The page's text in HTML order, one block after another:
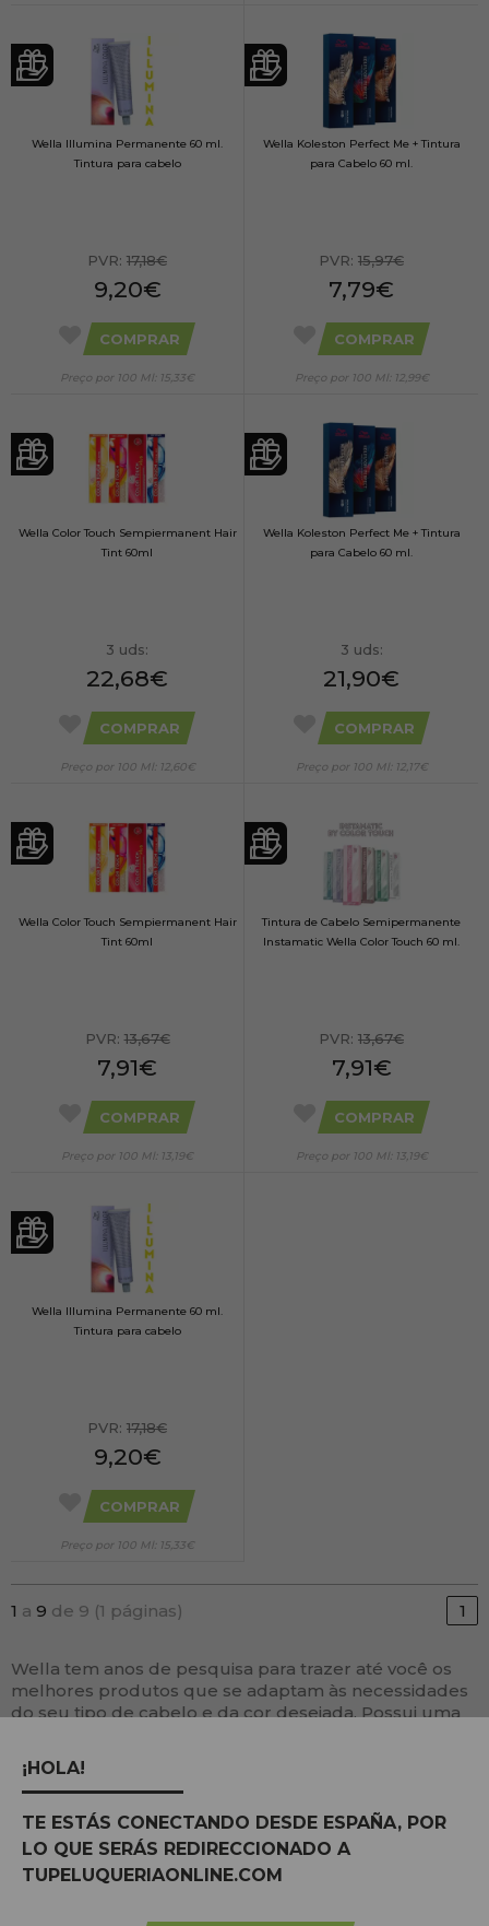
Wella Illumina Permanente 60 ml.
Tintura para cabelo
PVR: 17,18€
9,20€
COMPRAR
Preço por 100 Ml: 15,33€
Wella Koleston Perfect Me + Tintura
para Cabelo 60 ml.
PVR: 15,97€
7,79€
COMPRAR
Preço por 100 Ml: 12,99€
Wella Color Touch Sempiermanent Hair
Tint 60ml
3 uds:
22,68€
COMPRAR
Preço por 100 Ml: 12,60€
Wella Koleston Perfect Me + Tintura
para Cabelo 60 ml.
3 uds:
21,90€
COMPRAR
Preço por 100 Ml: 12,17€
Wella Color Touch Sempiermanent Hair
Tint 60ml
PVR:13,67€
7,91€
COMPRAR
Preço por 100 Ml: 13,19€
Tintura de Cabelo Semipermanente
Instamatic Wella Color Touch 60 ml.
PVR: 13,67€
7,91€
COMPRAR
Preço por 100 Ml: 13,19€
Wella Illumina Permanente 60 ml.
Tintura para cabelo
PVR: 17,18€
9,20€
COMPRAR
Preço por 100 Ml: 15,33€
1 a 9 de 9 (1 páginas) 1
Wella tem anos de pesquisa para trazer até você os
melhores produtos que se adaptam às necessidades
do seu tipo de cabelo e da cor desejada. Possui uma
protegem seus cabelos e lhe conferem uma cor
natural e brilhante.
¡HOLA!
TE ESTÁS CONECTANDO DESDE ESPAÑA, POR
LO QUE SERÁS REDIRECCIONADO A
TUPELUQUERIAONLINE.COM